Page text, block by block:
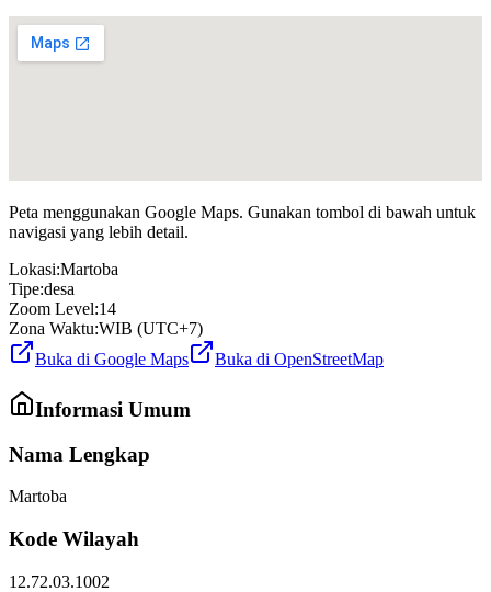
Peta menggunakan Google Maps. Gunakan tombol di bawah untuk
navigasi yang lebih detail.
Lokasi:Martoba
Tipe:desa
Zoom Level:14
Zona Waktu:WIB (UTC+7)
Buka di Google Maps
Buka di OpenStreetMap
Informasi Umum
Nama Lengkap
Martoba
Kode Wilayah
12.72.03.1002